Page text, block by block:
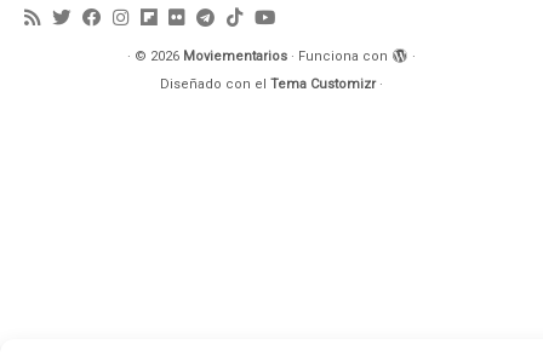
· © 2026 Moviementarios · Funciona con
·
Diseñado con el Tema Customizr·